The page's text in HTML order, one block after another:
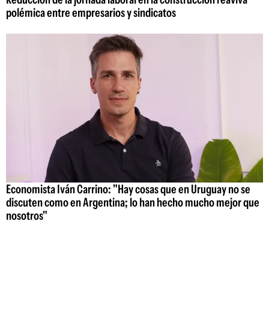
polémica entre empresarios y sindicatos
Economista Iván Carrino: "Hay cosas que en Uruguay no se
discuten como en Argentina; lo han hecho mucho mejor que
nosotros"